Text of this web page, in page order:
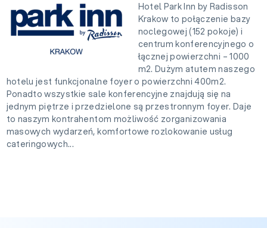
Hotel Park Inn by Radisson
Krakow to połączenie bazy
noclegowej (152 pokoje) i
centrum konferencyjnego o
łącznej powierzchni – 1000
m2. Dużym atutem naszego
hotelu jest funkcjonalne foyer o powierzchni 400m2.
Ponadto wszystkie sale konferencyjne znajdują się na
jednym piętrze i przedzielone są przestronnym foyer. Daje
to naszym kontrahentom możliwość zorganizowania
masowych wydarzeń, komfortowe rozlokowanie usług
cateringowych...